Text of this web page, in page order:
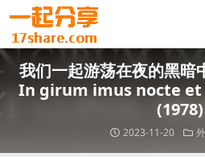
我们一起游荡在夜的黑暗
In girum imus nocte
(1978)
2023-11-20